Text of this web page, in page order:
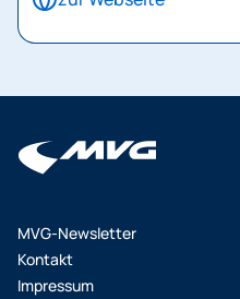
MVG-Newsletter
Kontakt
Impressum